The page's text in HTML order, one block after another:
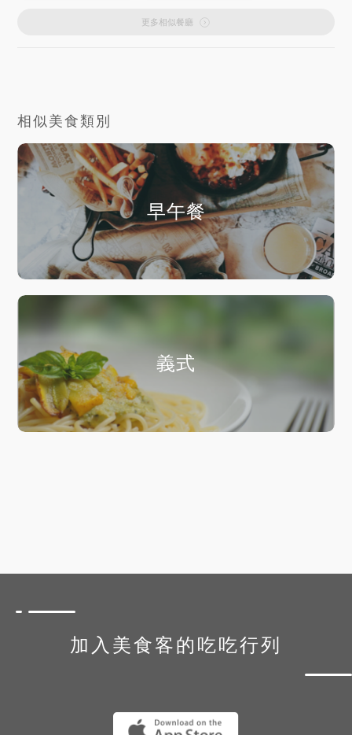
更多相似餐廳
相似美食類別
早午餐
義式
加入美食客的吃吃行列